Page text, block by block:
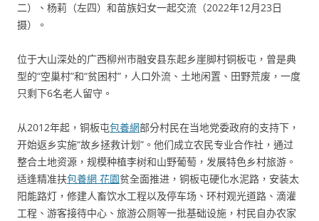
二）、杨莉（左四）和苗族妇女一起交流（2022年12月23日
摄）。
位于大山深处的广西柳州市融安县东起乡崖脚村铜板屯，曾是典
型的“空巢村”和“贫困村”，人口外流、土地闲置、田野荒废，一度
只剩下6名老人留守。
从2012年起，铜板屯包養網部分村民在当地党委政府的支持下，
开始返乡实施“故乡拯救计划”。他们成立农民专业合作社，通过
整合土地资源，规模种植李树和山野葡萄，发展特色乡村旅游。
适逢精准扶包養網 花園贫全面推进，铜板屯硬化水泥路，安装太
阳能路灯，修建人畜饮水工程以及停车场、环村观光道路、滴灌
工程、游客接待中心、旅游公厕等一批基础设施，村民自办农家